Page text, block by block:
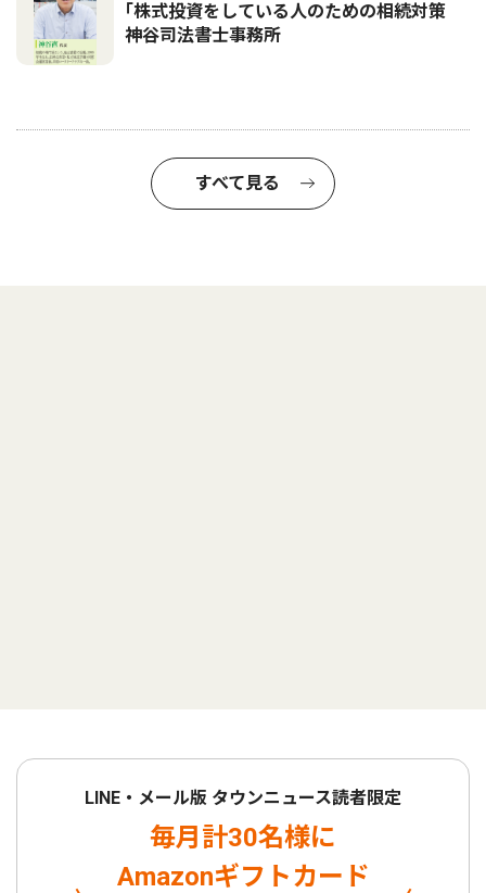
｢株式投資をしている人のための相続対策
神谷司法書士事務所
すべて見る
LINE・メール版 タウンニュース読者限定
毎月計30名様に
Amazonギフトカード